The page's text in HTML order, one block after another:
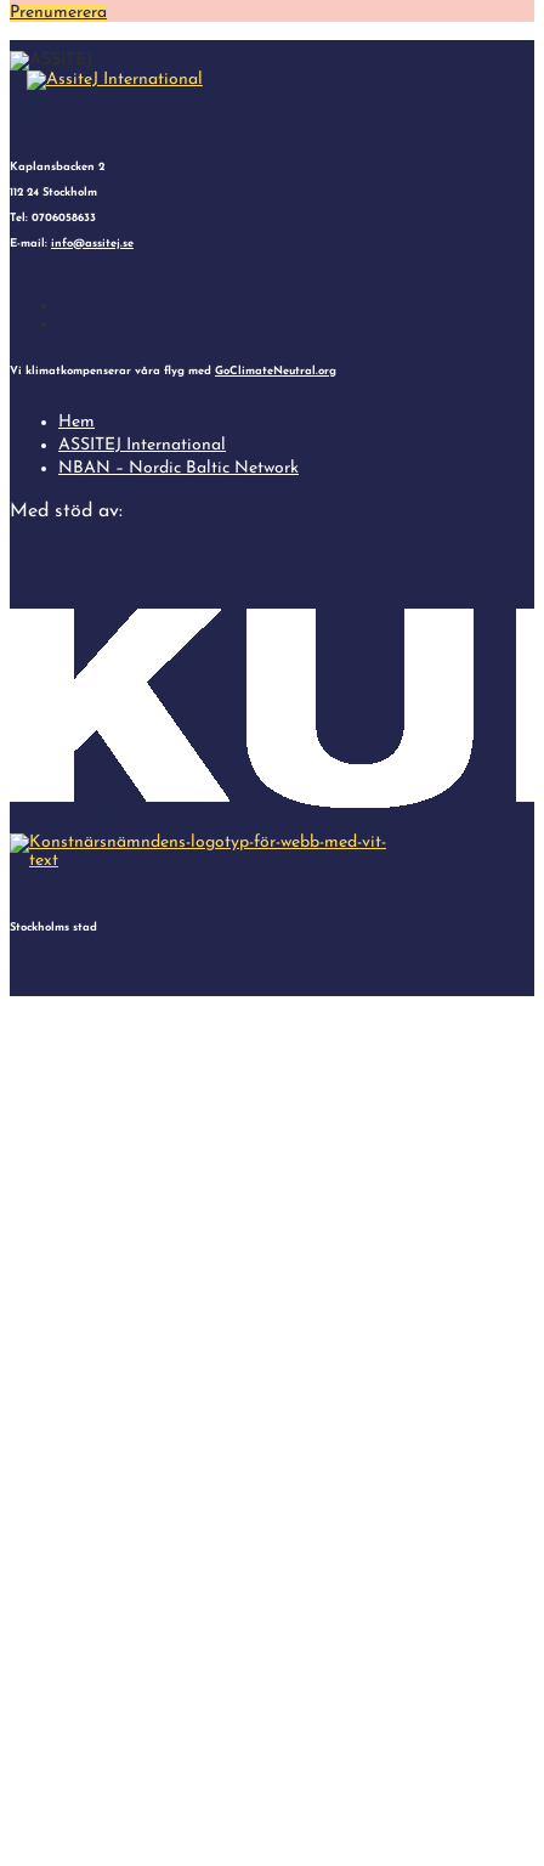
Prenumerera
Kaplansbacken 2
112 24 Stockholm
Tel: 0706058633
E-mail: info@assitej.se
Vi klimatkompenserar våra flyg med GoClimateNeutral.org
Hem
ASSITEJ International
NBAN – Nordic Baltic Network
Med stöd av:
Stockholms stad